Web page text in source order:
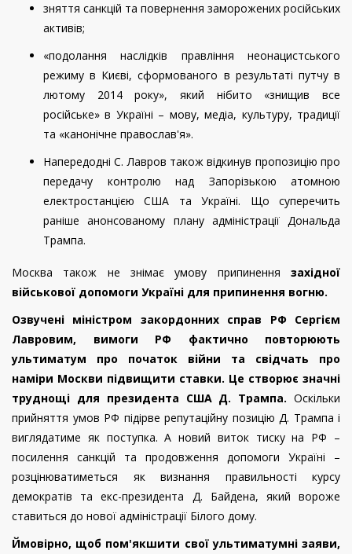
зняття санкцій та повернення заморожених російських
активів;
«подолання наслідків правління неонацистського
режиму в Києві, сформованого в результаті путчу в
лютому 2014 року», який нібито «знищив все
російське» в Україні – мову, медіа, культуру, традиції
та «канонічне православ'я».
Напередодні С. Лавров також відкинув пропозицію про
передачу контролю над Запорізькою атомною
електростанцією США та Україні. Що суперечить
раніше анонсованому плану адміністрації Дональда
Трампа.
Москва також не знімає умову припинення західної
військової допомоги Україні для припинення вогню.
Озвучені міністром закордонних справ РФ Сергієм
Лавровим, вимоги РФ фактично повторюють
ультиматум про початок війни та свідчать про
наміри Москви підвищити ставки. Це створює значні
труднощі для президента США Д. Трампа. Оскільки
прийняття умов РФ підірве репутаційну позицію Д. Трампа і
виглядатиме як поступка. А новий виток тиску на РФ –
посилення санкцій та продовження допомоги Україні –
розцінюватиметься як визнання правильності курсу
демократів та екс-президента Д. Байдена, який вороже
ставиться до нової адміністрації Білого дому.
Ймовірно, щоб пом'якшити свої ультиматумні заяви,